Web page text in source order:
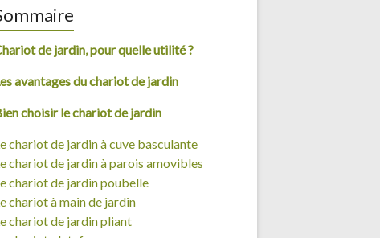
de jardin, pour quelle utilité ?
avantages du chariot de jardin
choisir le chariot de jardin
chariot de jardin à cuve basculante
chariot de jardin à parois amovibles
chariot de jardin poubelle
chariot à main de jardin
chariot de jardin pliant